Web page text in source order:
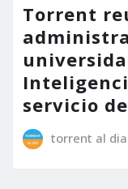
Torrent
servicio
torrent al dia